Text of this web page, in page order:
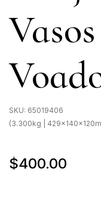
SKU: 65019406
(3.300kg |
$400.00